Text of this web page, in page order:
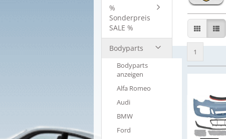
1
%
Sonderpreis
SALE %
Bodyparts
Bodyparts
anzeigen
Alfa Romeo
Audi
BMW
Ford